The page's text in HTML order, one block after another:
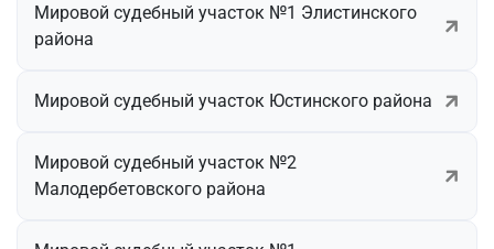
Мировой судебный участок №1 Элистинского
района
Мировой судебный участок Юстинского района
Мировой судебный участок №2
Малодербетовского района